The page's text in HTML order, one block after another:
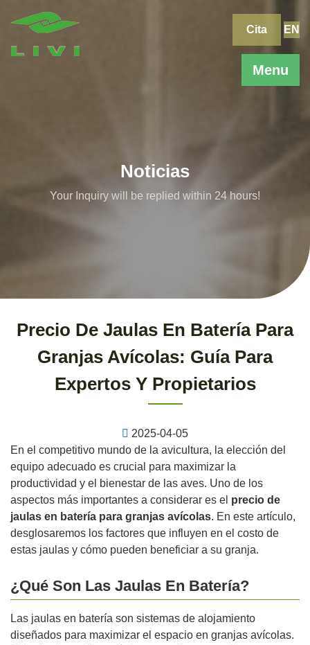
Menu
Cita EN
Noticias
Your Inquiry will be replied within 24 hours!
Precio De Jaulas En Batería Para
Granjas Avícolas: Guía Para
Expertos Y Propietarios
2025-04-05
En el competitivo mundo de la avicultura, la elección del
equipo adecuado es crucial para maximizar la
productividad y el bienestar de las aves. Uno de los
aspectos más importantes a considerar es el precio de
jaulas en batería para granjas avícolas. En este artículo,
desglosaremos los factores que influyen en el costo de
estas jaulas y cómo pueden beneficiar a su granja.
¿Qué Son Las Jaulas En Batería?
Las jaulas en batería son sistemas de alojamiento
diseñados para maximizar el espacio en granjas avícolas.